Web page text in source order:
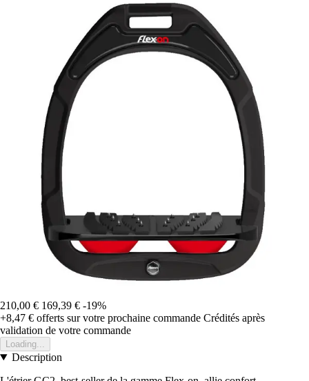
210,00 € 169,39 € -19%
+8,47 € offerts sur votre prochaine commande Crédités après
validation de votre commande
Loading...
Description